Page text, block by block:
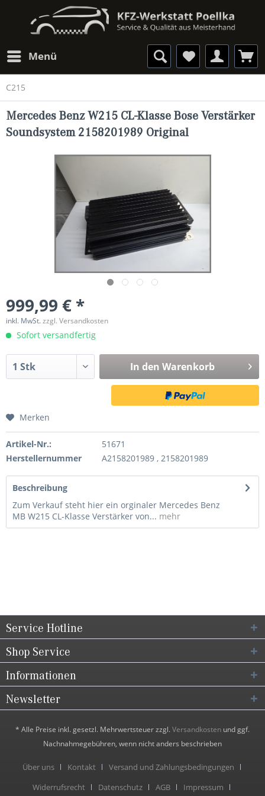
Menü
C215
Mercedes Benz W215 CL-Klasse Bose Verstärker
Soundsystem 2158201989 Original
999,99 € *
inkl. MwSt.zzgl. Versandkosten
Sofort versandfertig
In den Warenkorb
Merken
Artikel-Nr.:
51671
Herstellernummer
A2158201989 , 2158201989
Beschreibung
Zum Verkauf steht hier ein orginaler Mercedes Benz
MB W215 CL-Klasse Verstärker von... mehr
Service Hotline
Shop Service
Informationen
Newsletter
* Alle Preise inkl. gesetzl. Mehrwertsteuer zzgl.Versandkosten und ggf.
Nachnahmegebühren, wenn nicht anders beschrieben
Über uns Kontakt
Versand und Zahlungsbedingungen
Widerrufsrecht
Datenschutz AGB Impressum